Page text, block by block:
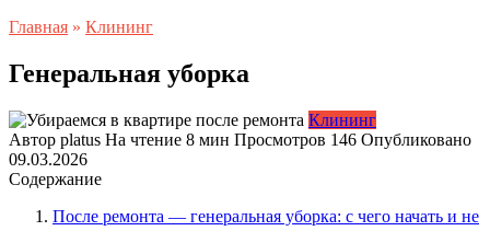
Главная » Клининг
Генеральная уборка
Клининг
Автор platus На чтение 8 мин Просмотров 146 Опубликовано
09.03.2026
Содержание
После ремонта — генеральная уборка: с чего начать и не